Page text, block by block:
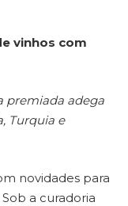
vinhos com
premiada adega
Turquia e
novidades para
a curadoria